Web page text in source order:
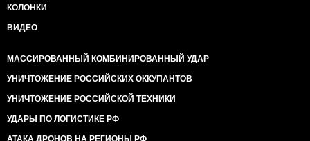
КОЛОНКИ
ВИДЕО
МАССИРОВАННЫЙ КОМБИНИРОВАННЫЙ УДАР
УНИЧТОЖЕНИЕ РОССИЙСКИХ ОККУПАНТОВ
УНИЧТОЖЕНИЕ РОССИЙСКОЙ ТЕХНИКИ
УДАРЫ ПО ЛОГИСТИКЕ РФ
АТАКА ДРОНОВ НА РЕГИОНЫ РФ